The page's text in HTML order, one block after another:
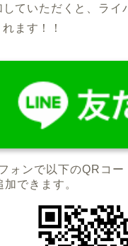
していただくと、ライ
ます！！
ォンで以下のQRコ
できます。